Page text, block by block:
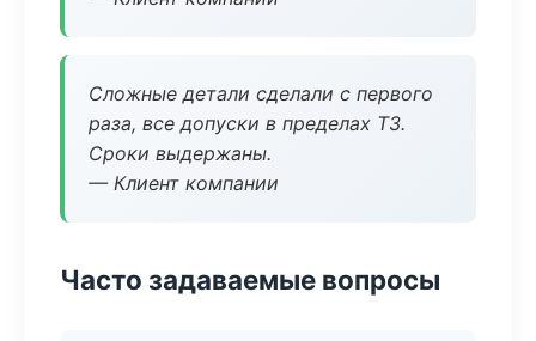
Сложные детали сделали с первого
раза, все допуски в пределах ТЗ.
Сроки выдержаны.
— Клиент компании
Часто задаваемые вопросы